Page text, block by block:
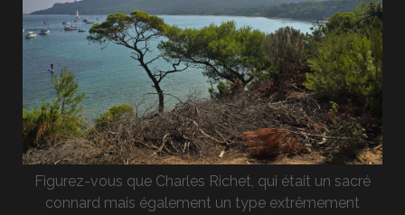
Figurez-vous que Charles Richet, qui était un sacré
connard mais également un type extrêmement